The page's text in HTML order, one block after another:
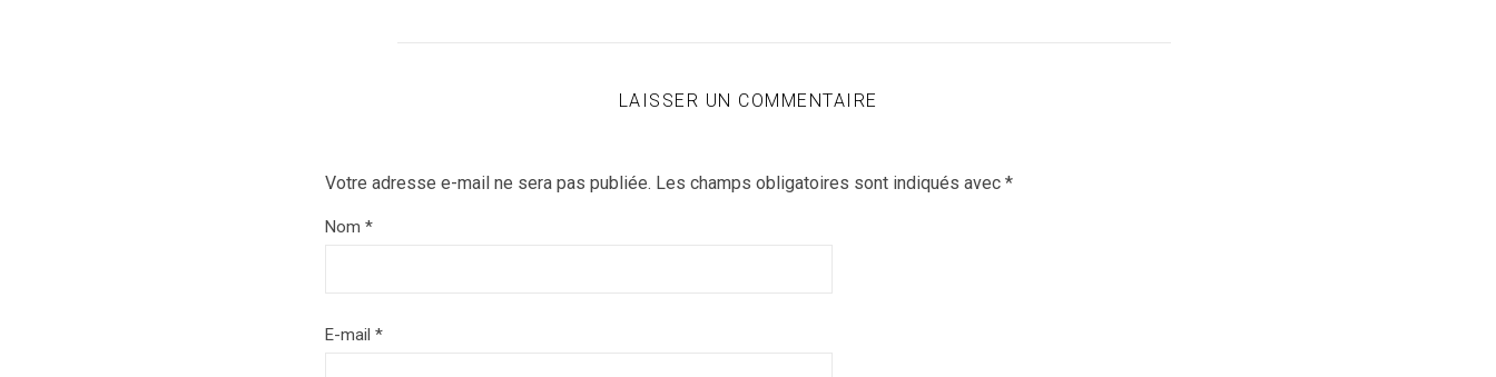
LAISSER UN COMMENTAIRE
Votre adresse e-mail ne sera pas publiée. Les champs obligatoires sont indiqués avec *
Nom *
E-mail *